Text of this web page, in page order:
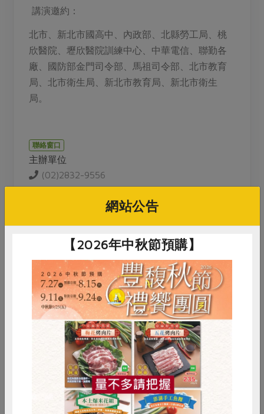
講演邀約：
北市、新北市國高中、內政部、北縣勞工局、桃
欣醫院、壢欣醫院訓練中心、中華電信、聯勤各
廠、國防部金門司令部、馬祖司令部、北市教育
局、北市衛生局、新北市教育局、新北市衛生
局。
聯絡窗口
主辦單位
(02)2832-9556
透過專業諮商心理師的課程引導，在這場講座中邀請
大家進行自我覺察，用雙手創作、跟自己對話。
課程將提及我們的大腦擁有改變自身結構和功能的能
力，並提供多元解方的思維練習，有意識地覺察並調
整自己的內在語言。
是情緒，思維或是信念框架住自己了嗎？這是一堂自
我覺察的課程及旅程！
課程中，透過挑選與排列五彩繽紛串珠過程中，看見
與療癒自己，做出美麗並獨一無二屬於自己的串珠作
RPET 食譜 減硝酸鹽
雞蛋 食安 共同購買
網站公告
【2026年中秋節預購】